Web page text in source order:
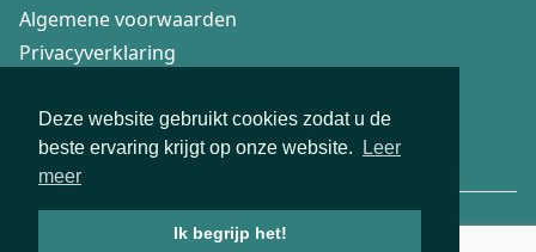
Deze website gebruikt cookies zodat u de
beste ervaring krijgt op onze website.
Leer
meer
Ik begrijp het!
Algemene voorwaarden
Privacyverklaring
Fair Practice Code voor 4boeken
Aanwijzingen Boekenblog recensenten
© 2026 Deze website is ontwikkeld en SEO geoptimaliseerd door